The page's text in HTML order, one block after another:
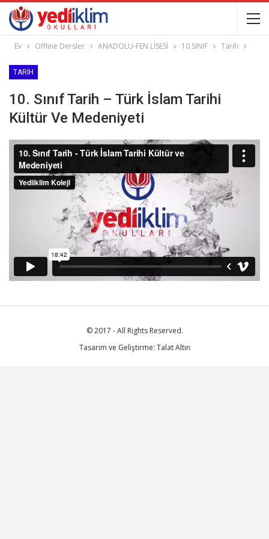
Ev Offline Dersler ANADOLU-FEN LİSESİ 10.SINIF Tarih
TARIH
10. Sınıf Tarih – Türk İslam Tarihi
Kültür Ve Medeniyeti
© 2017 - All Rights Reserved.
Tasarım ve Geliştirme: Talat Altın